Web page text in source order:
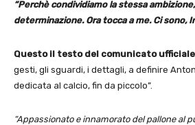
“Perchè condividiamo la stessa
determinazione. Ora tocca a me. Ci sono,
Questo il testo del comunicato
gesti, gli sguardi, i dettagli, a definire
dedicata al calcio, fin da piccolo”.
“Appassionato e innamorato del pallone al